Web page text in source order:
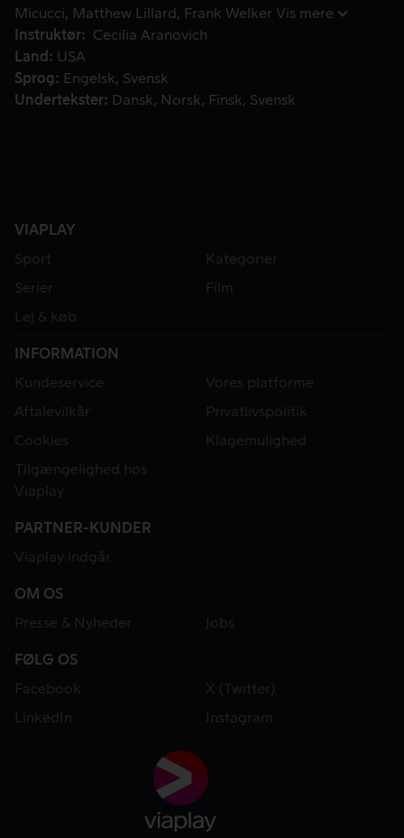
Micucci
Matthew Lillard Frank Welker Vis mere
Instruktør
Cecilia Aranovich
Land
USA
Sprog
Engelsk
Svensk
Undertekster
Dansk Norsk Finsk Svensk
VIAPLAY
Sport
Kategorier
Serier
Film
Lej & køb
INFORMATION
Kundeservice
Vores platforme
Aftalevilkår
Privatlivspolitik
Cookies
Klagemulighed
Tilgængelighed hos
Viaplay
PARTNER-KUNDER
Viaplay indgår
OM OS
Presse & Nyheder
Jobs
FØLG OS
Facebook
X (Twitter)
LinkedIn
Instagram